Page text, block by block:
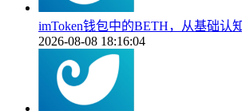
imToken钱包中的BETH，从基础认
2026-08-08 18:16:04